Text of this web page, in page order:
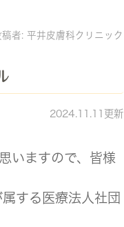
稿者: 平井皮膚科クリニック
2024.11.11更新
いますので、皆様
する医療法人社団